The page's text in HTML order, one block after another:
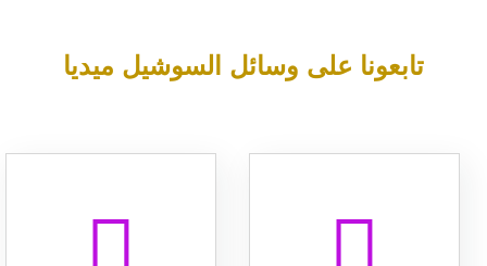
تابعونا على وسائل السوشيل ميديا